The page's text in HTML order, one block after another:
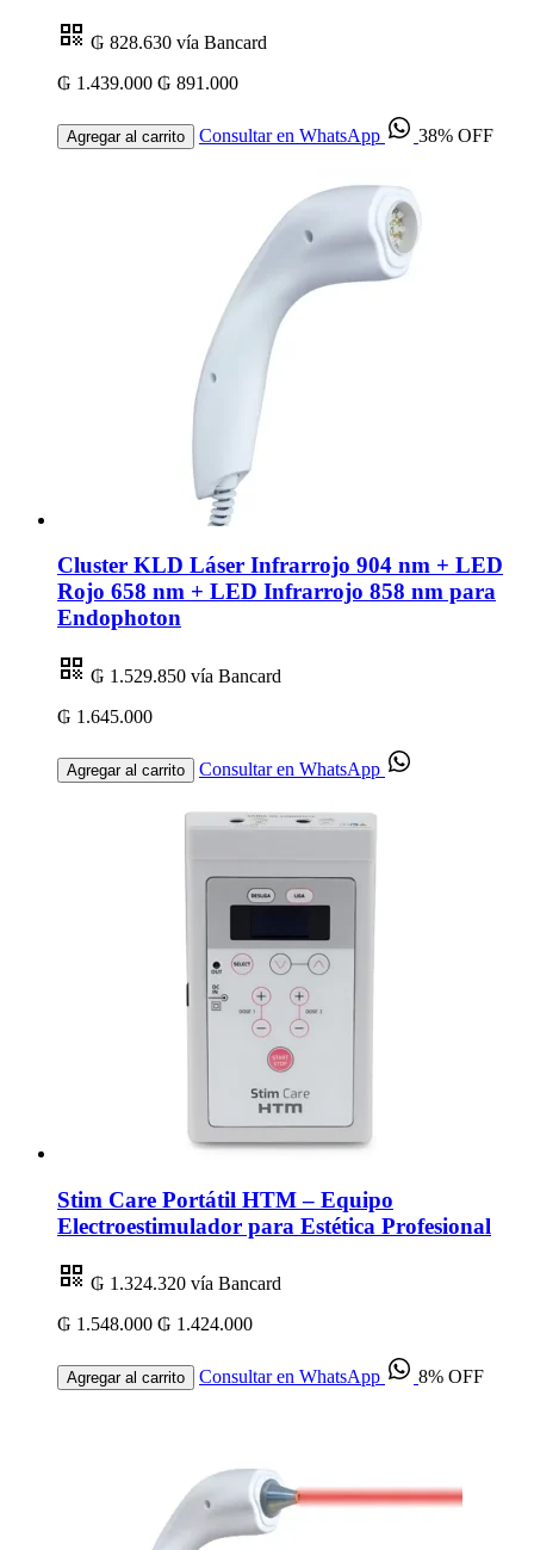
₲ 828.630 vía Bancard
₲ 1.439.000 ₲ 891.000
Agregar al carrito Consultar en WhatsApp 38% OFF
Cluster KLD Láser Infrarrojo 904 nm + LED
Rojo 658 nm + LED Infrarrojo 858 nm para
Endophoton
₲ 1.529.850 vía Bancard
₲ 1.645.000
Agregar al carrito Consultar en WhatsApp
Stim Care Portátil HTM – Equipo
Electroestimulador para Estética Profesional
₲ 1.324.320 vía Bancard
₲ 1.548.000 ₲ 1.424.000
Agregar al carrito Consultar en WhatsApp 8% OFF